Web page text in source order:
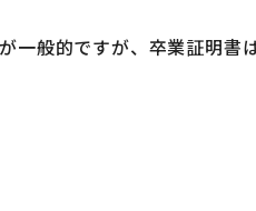
一般的ですが、卒業証明